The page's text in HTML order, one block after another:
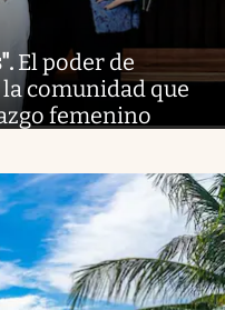
. El poder de
comunidad que
femenino